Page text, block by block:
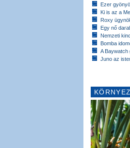
Ezer
Ki is az a
Roxy
Egy nő
Nemzeti
Bomba
A
Juno az